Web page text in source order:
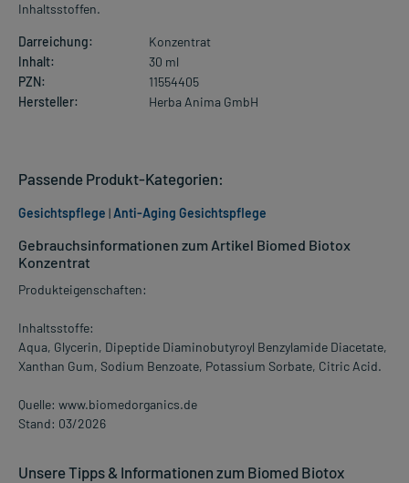
Inhaltsstoffen.
Darreichung:
Konzentrat
Inhalt:
30 ml
PZN:
11554405
Hersteller:
Herba Anima GmbH
Gebrauchsinformationen zum Artikel Biomed Biotox
Konzentrat
Produkteigenschaften:
Inhaltsstoffe:
Aqua, Glycerin, Dipeptide Diaminobutyroyl Benzylamide Diacetate,
Xanthan Gum, Sodium Benzoate, Potassium Sorbate, Citric Acid.
Quelle: www.biomedorganics.de
Stand: 03/2026
Unsere Tipps & Informationen zum Biomed Biotox
Passende Produkt-Kategorien:
Gesichtspflege |Anti-Aging Gesichtspflege